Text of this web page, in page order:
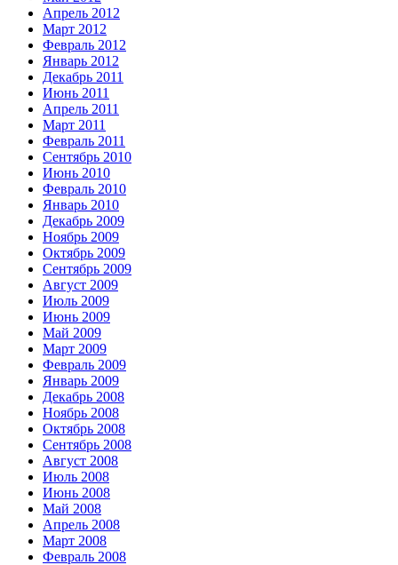
Апрель 2012
Март 2012
Февраль 2012
Январь 2012
Декабрь 2011
Июнь 2011
Апрель 2011
Март 2011
Февраль 2011
Сентябрь 2010
Июнь 2010
Февраль 2010
Январь 2010
Декабрь 2009
Ноябрь 2009
Октябрь 2009
Сентябрь 2009
Август 2009
Июль 2009
Июнь 2009
Май 2009
Март 2009
Февраль 2009
Январь 2009
Декабрь 2008
Ноябрь 2008
Октябрь 2008
Сентябрь 2008
Август 2008
Июль 2008
Июнь 2008
Май 2008
Апрель 2008
Март 2008
Февраль 2008